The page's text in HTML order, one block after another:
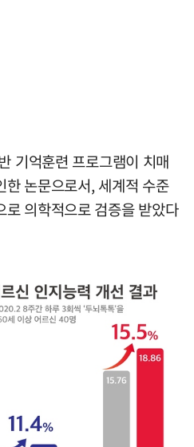
기억훈련 프로그램이 치매
논문으로서, 세계적 수준
의학적으로 검증을 받았다